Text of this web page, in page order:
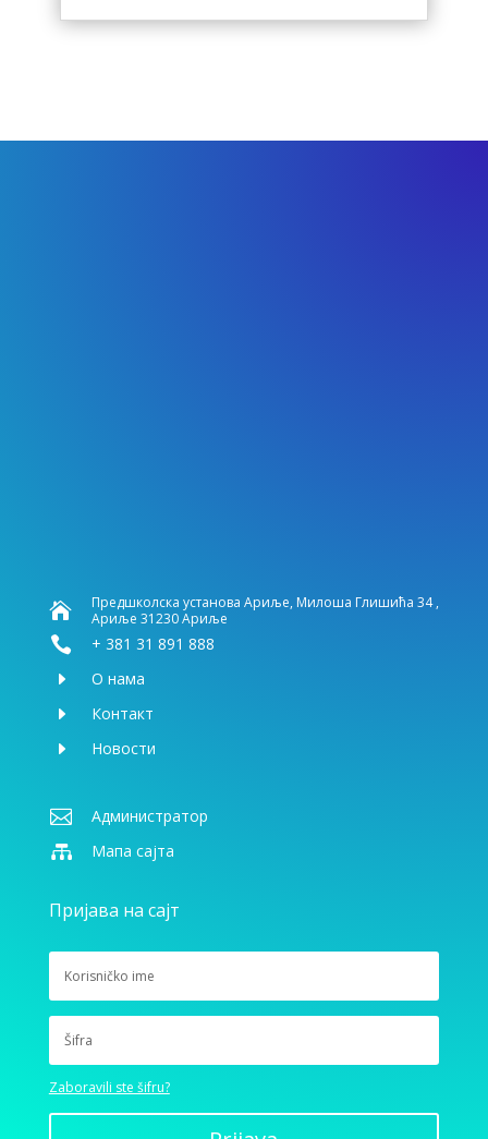

Предшколска установа Ариље, Милоша Глишића 34 ,
Ариље 31230 Ариље
 + 381 31 891 888
E О нама
E Контакт
E Новости
 Администратор
 Мапа сајта
Пријава на сајт
Zaboravili ste šifru?